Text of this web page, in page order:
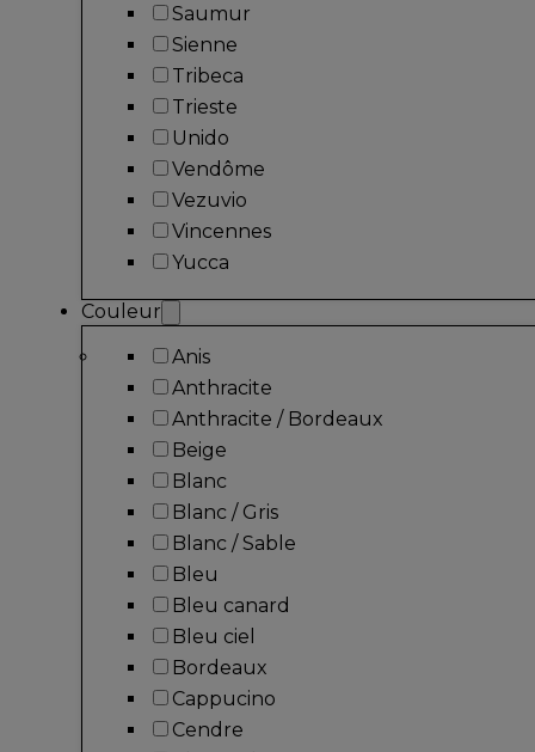
Saumur
Sienne
Tribeca
Trieste
Unido
Vendôme
Vezuvio
Vincennes
Yucca
Couleur
Anis
Anthracite
Anthracite / Bordeaux
Beige
Blanc
Blanc / Gris
Blanc / Sable
Bleu
Bleu canard
Bleu ciel
Bordeaux
Cappucino
Cendre